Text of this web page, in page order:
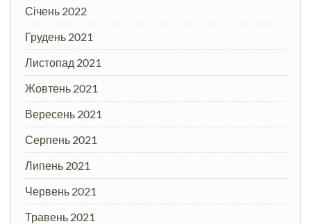
Січень 2022
Грудень 2021
Листопад 2021
Жовтень 2021
Вересень 2021
Серпень 2021
Липень 2021
Червень 2021
Травень 2021